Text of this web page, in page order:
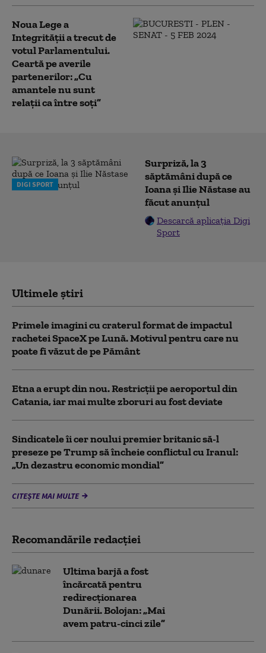
Noua Lege a
Integrității a trecut de
votul Parlamentului.
Ceartă pe averile
partenerilor: „Cu
amantele nu sunt
relații ca între soți”
DIGI SPORT
Surpriză, la 3
săptămâni după ce
Ioana și Ilie Năstase au
făcut anunțul
Descarcă aplicația Digi
Sport
Ultimele știri
Primele imagini cu craterul format de impactul
rachetei SpaceX pe Lună. Motivul pentru care nu
poate fi văzut de pe Pământ
Etna a erupt din nou. Restricții pe aeroportul din
Catania, iar mai multe zboruri au fost deviate
Sindicatele îi cer noului premier britanic să-l
preseze pe Trump să încheie conflictul cu Iranul:
„Un dezastru economic mondial”
CITEȘTE MAI MULTE
Recomandările redacţiei
Ultima barjă a fost
încărcată pentru
redirecționarea
Dunării. Bolojan: „Mai
avem patru-cinci zile”